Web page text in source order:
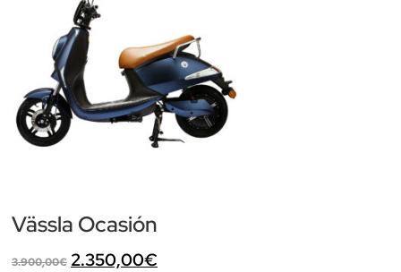
Vässla Ocasión
3.900,00€ 2.350,00€